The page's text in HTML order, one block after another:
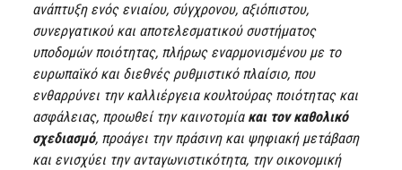
ανάπτυξη ενός ενιαίου, σύγχρονου, αξιόπιστου,
συνεργατικού και αποτελεσματικού συστήματος
υποδομών ποιότητας, πλήρως εναρμονισμένου με το
ευρωπαϊκό και διεθνές ρυθμιστικό πλαίσιο, που
ενθαρρύνει την καλλιέργεια κουλτούρας ποιότητας και
ασφάλειας, προωθεί την καινοτομία και τον καθολικό
σχεδιασμό, προάγει την πράσινη και ψηφιακή μετάβαση
και ενισχύει την ανταγωνιστικότητα, την οικονομική